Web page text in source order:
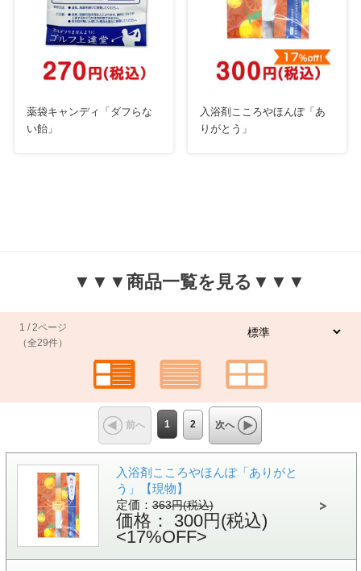
薬袋キャンディ「ダフらな
い飴」
入浴剤こころやほんぽ「あ
りがとう」
▼▼▼商品一覧を見る▼▼▼
1 / 2ページ
（全29件）
前へ 1 2 次へ
入浴剤こころやほんぽ「ありがと
う」【現物】
定価：363円(税込)
価格： 300円(税込)
<17%OFF>